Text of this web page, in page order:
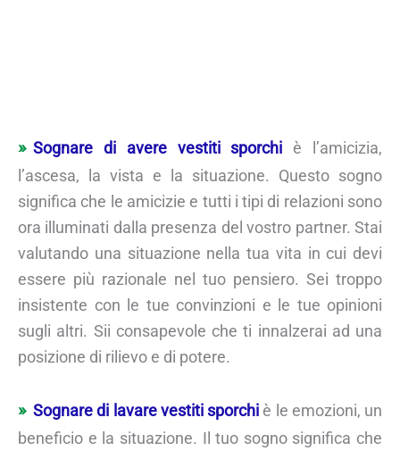
Sognare di avere vestiti sporchi è l’amicizia,
l’ascesa, la vista e la situazione. Questo sogno
significa che le amicizie e tutti i tipi di relazioni sono
ora illuminati dalla presenza del vostro partner. Stai
valutando una situazione nella tua vita in cui devi
essere più razionale nel tuo pensiero. Sei troppo
insistente con le tue convinzioni e le tue opinioni
sugli altri. Sii consapevole che ti innalzerai ad una
posizione di rilievo e di potere.
Sognare di lavare vestiti sporchi è le emozioni, un
beneficio e la situazione. Il tuo sogno significa che